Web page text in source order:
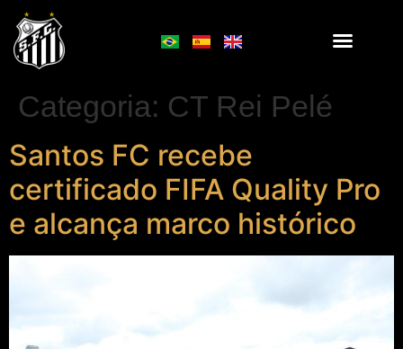
Categoria: CT Rei Pelé
Santos FC recebe
certificado FIFA Quality Pro
e alcança marco histórico